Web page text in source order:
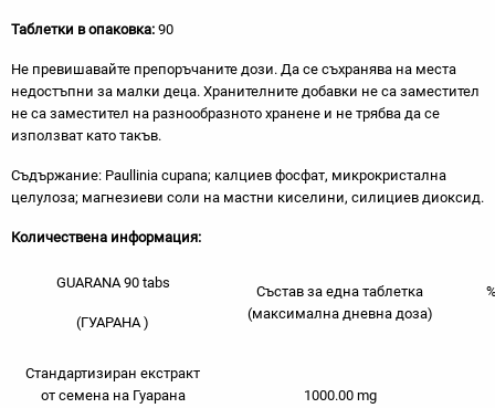
Таблетки в опаковка: 90
Не превишавайте препоръчаните дози. Да се съхранява на места
недостъпни за малки деца. Хранителните добавки не са заместител
не са заместител на разнообразното хранене и не трябва да се
използват като такъв.
Съдържание: Paullinia cupana; калциев фосфат, микрокристална
целулоза; магнезиеви соли на мастни киселини, силициев диоксид.
Количествена информация:
GUARANA 90 tabs
(ГУАРАНА )
Състав за една таблетка
(максимална дневна доза)
Стандартизиран екстракт
от семена на Гуарана
1000.00 mg